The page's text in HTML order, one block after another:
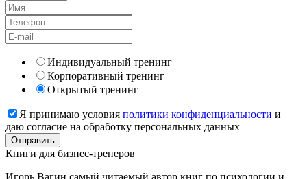
Индивидуальный тренинг
Корпоративный тренинг
Открытый тренинг
Я принимаю условия политики конфиденциальности и
даю согласие на обработку персональных данных
Книги для бизнес-тренеров
Игорь Вагин самый читаемый автор книг по психологии и